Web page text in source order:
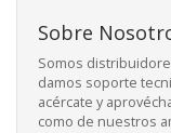
Sobre
Somos
damos soporte
acércate y
como de nuestros